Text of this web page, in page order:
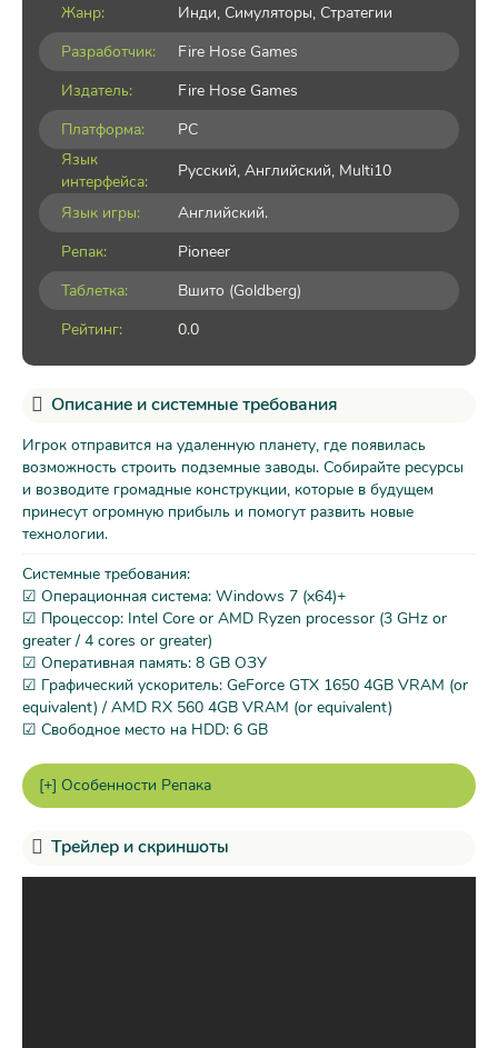
Жанр:
Инди, Симуляторы, Стратегии
Разработчик:
Fire Hose Games
Издатель:
Fire Hose Games
Платформа:
PC
Язык
интерфейса:
Русский, Английский, Multi10
Язык игры:
Английский.
Репак:
Pioneer
Таблетка:
Вшито (Goldberg)
Рейтинг:
0.0
Описание и системные требования
Игрок отправится на удаленную планету, где появилась
возможность строить подземные заводы. Собирайте ресурсы
и возводите громадные конструкции, которые в будущем
принесут огромную прибыль и помогут развить новые
технологии.
Системные требования:
☑ Операционная система: Windows 7 (x64)+
☑ Процессор: Intel Core or AMD Ryzen processor (3 GHz or
greater / 4 cores or greater)
☑ Оперативная память: 8 GB ОЗУ
☑ Графический ускоритель: GeForce GTX 1650 4GB VRAM (or
equivalent) / AMD RX 560 4GB VRAM (or equivalent)
☑ Свободное место на HDD: 6 GB
Трейлер и скриншоты